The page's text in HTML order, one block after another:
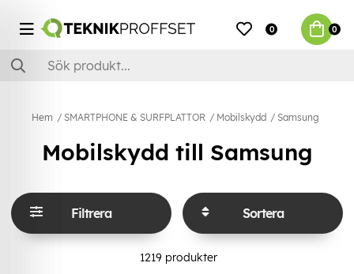
0 0
Hem SMARTPHONE & SURFPLATTOR Mobilskydd Samsung
Mobilskydd till Samsung
Filtrera Sortera
1219 produkter